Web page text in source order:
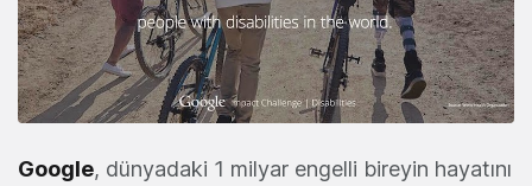
Google, dünyadaki 1 milyar engelli bireyin hayatını